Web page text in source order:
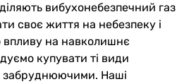
вибухонебезпечний газ
своє життя на небезпеку і
впливу на навколишнє
купувати ті види
забруднюючими. Наші